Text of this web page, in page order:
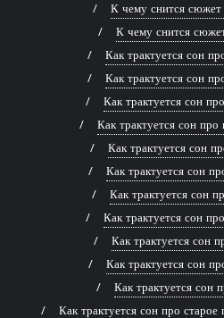
К чему снится сюжет
К чему снится
Как трактуется сон
Как трактуется сон
Как трактуется сон
Как трактуется сон про
Как трактуется сон
Как трактуется сон
Как трактуется сон
Как трактуется сон
Как трактуется сон
Как трактуется сон
Как трактуется сон
Как трактуется сон про старое